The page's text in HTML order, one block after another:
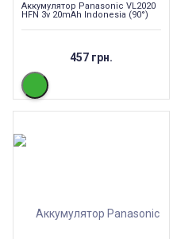
Аккумулятор Panasonic VL2020
HFN 3v 20mAh Indonesia (90°)
457 грн.